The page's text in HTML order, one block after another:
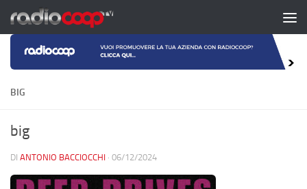
Salta al contenuto
BIG
big
DI ANTONIO BACCIOCCHI · 06/12/2024